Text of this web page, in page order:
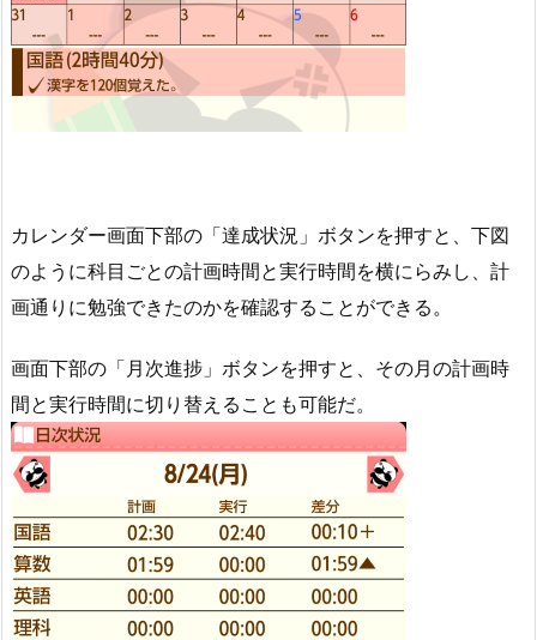
カレンダー画面下部の「達成状況」ボタンを押すと、下図
のように科目ごとの計画時間と実行時間を横にらみし、計
画通りに勉強できたのかを確認することができる。
画面下部の「月次進捗」ボタンを押すと、その月の計画時
間と実行時間に切り替えることも可能だ。